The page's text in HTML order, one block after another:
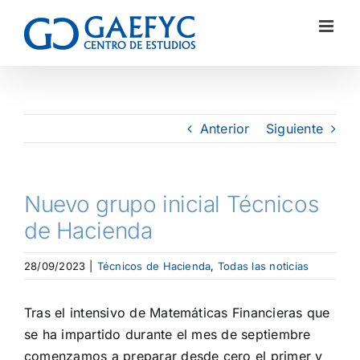
Anterior Siguiente
Nuevo grupo inicial Técnicos
de Hacienda
28/09/2023 Técnicos de Hacienda, Todas las noticias
Tras el intensivo de Matemáticas Financieras que
se ha impartido durante el mes de septiembre
comenzamos a preparar desde cero el primer y